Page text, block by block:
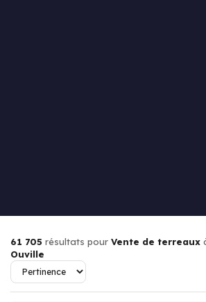
61 705 résultats pour Vente de terreaux
Ouville